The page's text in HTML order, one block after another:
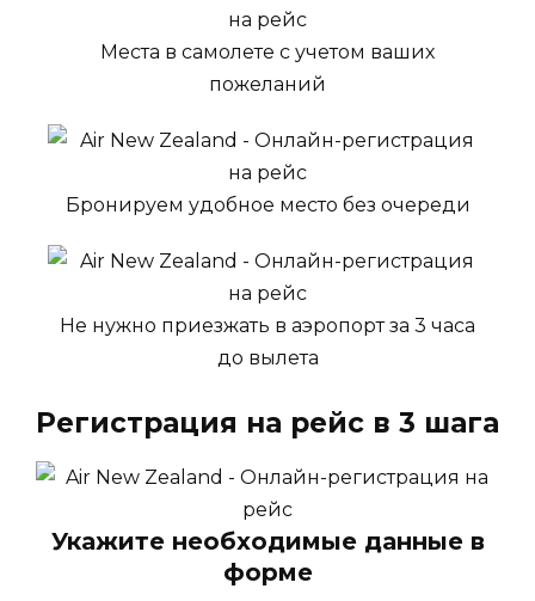
Места в самолете с учетом ваших
пожеланий
Бронируем удобное место без очереди
Не нужно приезжать в аэропорт за 3 часа
до вылета
Регистрация на рейс в 3 шага
Укажите необходимые данные в
форме